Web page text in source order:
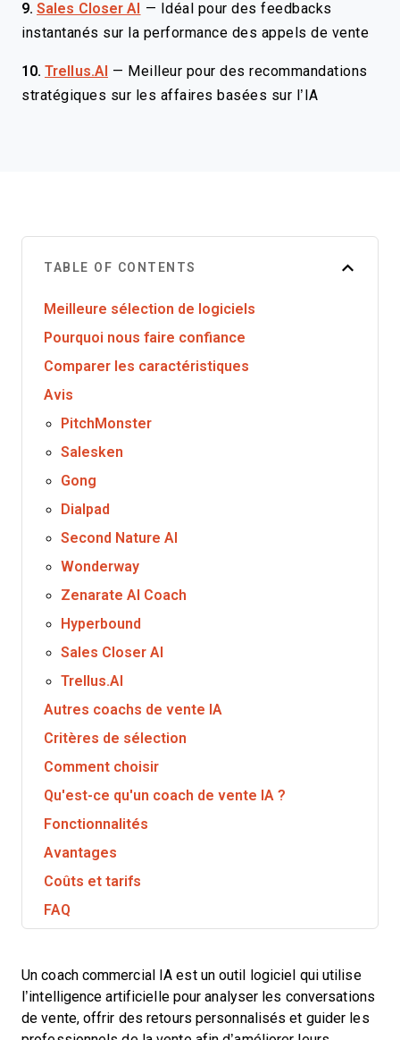
9. Sales Closer AI —
Idéal pour des feedbacks
instantanés sur la performance des appels de vente
10. Trellus.AI — Meilleur pour des recommandations
stratégiques sur les affaires basées sur l’IA
TABLE OF CONTENTS
Meilleure sélection de logiciels
Pourquoi nous faire confiance
Comparer les caractéristiques
Avis
PitchMonster
Salesken
Gong
Dialpad
Second Nature AI
Wonderway
Zenarate AI Coach
Hyperbound
Sales Closer AI
Trellus.AI
Autres coachs de vente IA
Critères de sélection
Comment choisir
Qu'est-ce qu'un coach de vente IA ?
Fonctionnalités
Avantages
Coûts et tarifs
FAQ
Un coach commercial IA est un outil logiciel qui utilise
l’intelligence artificielle pour analyser les conversations
de vente, offrir des retours personnalisés et guider les